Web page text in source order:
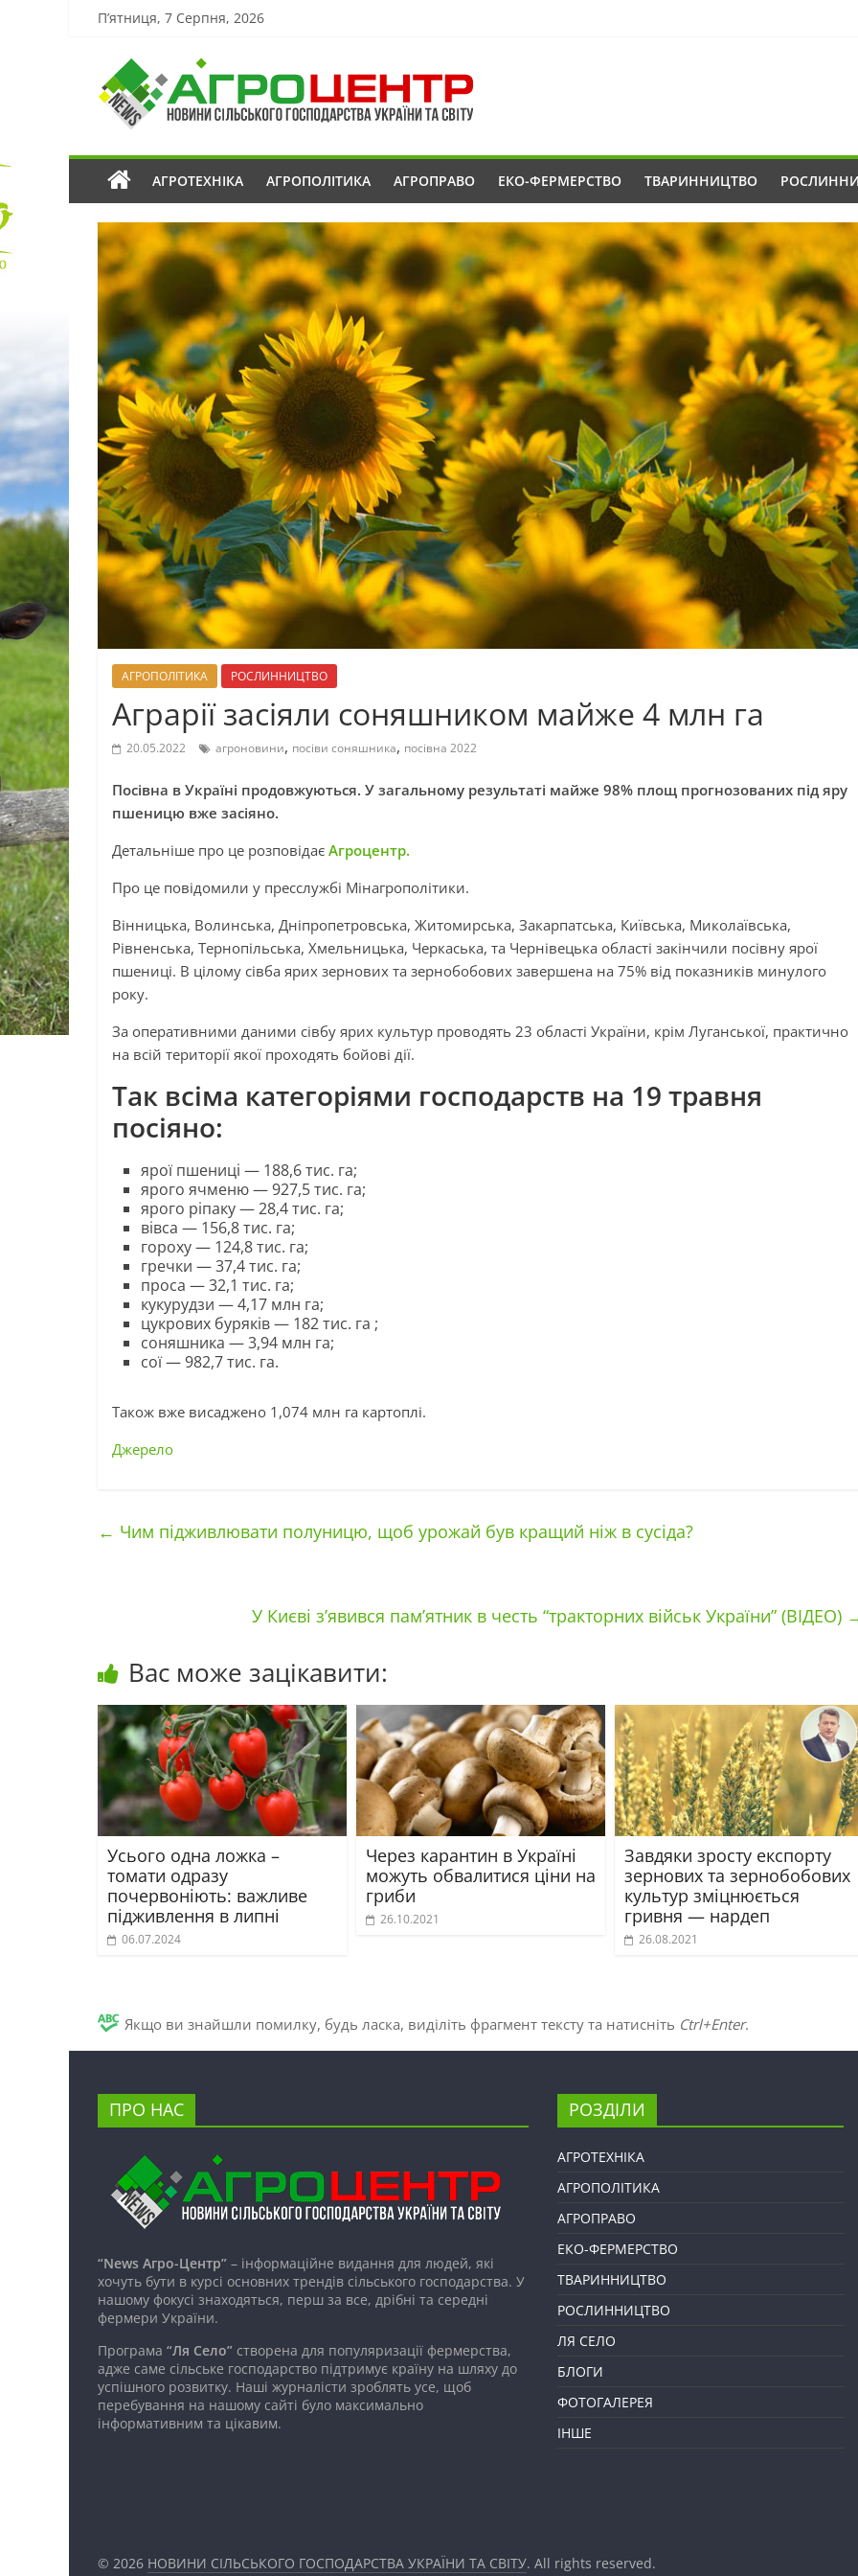
П’ятниця, 7 Серпня, 2026
АГРОТЕХНІКА АГРОПОЛІТИКА АГРОПРАВО ЕКО-ФЕРМЕРСТВО ТВАРИННИЦТВО
АГРОПОЛІТИКА РОСЛИННИЦТВО
Аграрії засіяли соняшником майже 4 млн га
20.05.2022 агроновини, посіви соняшника, посівна 2022
Посівна в Україні продовжуються. У загальному результаті майже 98% площ прогнозованих під яру
пшеницю вже засіяно.
Детальніше про це розповідає Агроцентр.
Про це повідомили у пресслужбі Мінагрополітики.
Вінницька, Волинська, Дніпропетровська, Житомирська, Закарпатська, Київська, Миколаївська,
Рівненська, Тернопільська, Хмельницька, Черкаська, та Чернівецька області закінчили посівну ярої
пшениці. В цілому сівба ярих зернових та зернобобових завершена на 75% від показників минулого
року.
За оперативними даними сівбу ярих культур проводять 23 області України, крім Луганської, практично
на всій території якої проходять бойові дії.
Так всіма категоріями господарств на 19 травня
посіяно:
ярої пшениці — 188,6 тис. га;
ярого ячменю — 927,5 тис. га;
ярого ріпаку — 28,4 тис. га;
вівса — 156,8 тис. га;
гороху — 124,8 тис. га;
гречки — 37,4 тис. га;
проса — 32,1 тис. га;
кукурудзи — 4,17 млн га;
цукрових буряків — 182 тис. га ;
соняшника — 3,94 млн га;
сої — 982,7 тис. га.
Також вже висаджено 1,074 млн га картоплі.
Джерело
← Чим підживлювати полуницю, щоб урожай був кращий ніж в сусіда?
У Києві з’явився пам’ятник в честь “тракторних військ України” (ВІДЕО)
Вас може зацікавити:
Усього одна ложка –
томати одразу
почервоніють: важливе
підживлення в липні
06.07.2024
Через карантин в Україні
можуть обвалитися ціни на
гриби
26.10.2021
Завдяки зросту експорту
зернових та зернобобових
культур зміцнюється
гривня — нардеп
26.08.2021
Якщо ви знайшли помилку, будь ласка, виділіть фрагмент тексту та натисніть Ctrl+Enter.
ПРО НАС
“News Агро-Центр” – інформаційне видання для людей, які
хочуть бути в курсі основних трендів сільського господарства. У
нашому фокусі знаходяться, перш за все, дрібні та середні
фермери України.
Програма “Ля Село” створена для популяризації фермерства,
адже саме сільське господарство підтримує країну на шляху до
успішного розвитку. Наші журналісти зроблять усе, щоб
перебування на нашому сайті було максимально
інформативним та цікавим.
РОЗДІЛИ
АГРОТЕХНІКА
АГРОПОЛІТИКА
АГРОПРАВО
ЕКО-ФЕРМЕРСТВО
ТВАРИННИЦТВО
РОСЛИННИЦТВО
ЛЯ СЕЛО
БЛОГИ
ФОТОГАЛЕРЕЯ
ІНШЕ
© 2026 НОВИНИ СІЛЬСЬКОГО ГОСПОДАРСТВА УКРАЇНИ ТА СВІТУ. All rights reserved.